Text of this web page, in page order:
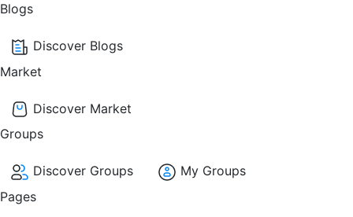
Blogs
Discover Blogs
Market
Discover Market
Groups
Discover Groups
My Groups
Pages